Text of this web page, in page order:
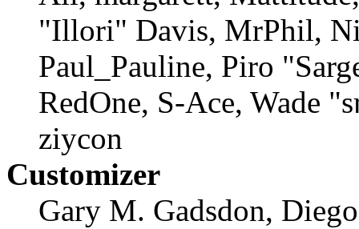
"Illori" Davis, MrPhil,
Paul_Pauline, Piro
RedOne, S-Ace, Wade
ziycon
Customizer
Gary M. Gadsdon,